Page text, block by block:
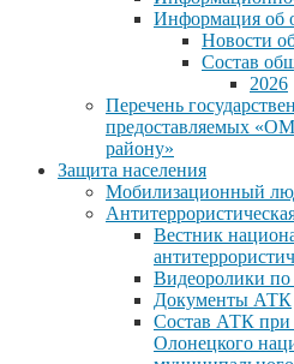
Информация об
Новости
Состав
2026
Перечень
предоставляемых
району»
Защита населения
Мобилизационный
Вестник
Видеоролики по
Документы АТК
Состав АТК при
Олонецкого